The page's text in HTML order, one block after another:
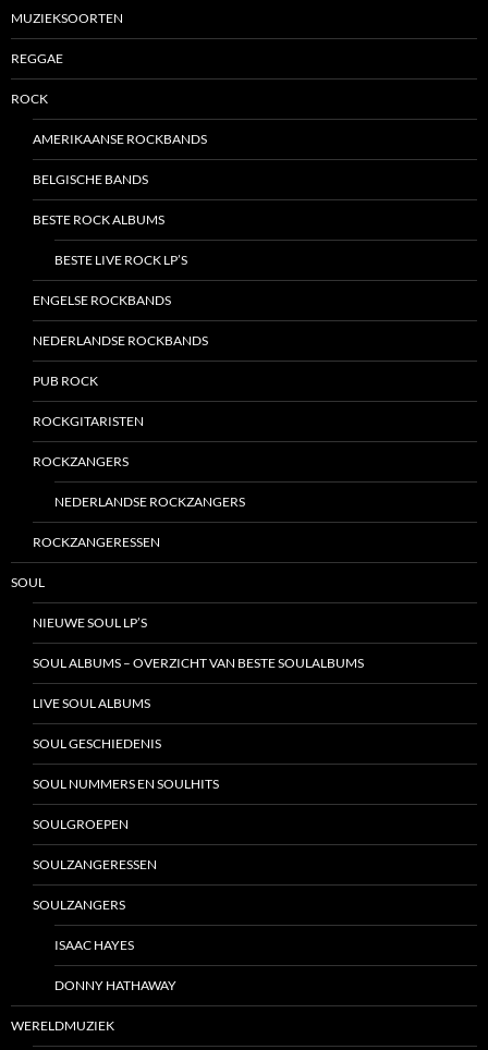
MUZIEKSOORTEN
REGGAE
ROCK
AMERIKAANSE ROCKBANDS
BELGISCHE BANDS
BESTE ROCK ALBUMS
BESTE LIVE ROCK LP’S
ENGELSE ROCKBANDS
NEDERLANDSE ROCKBANDS
PUB ROCK
ROCKGITARISTEN
ROCKZANGERS
NEDERLANDSE ROCKZANGERS
ROCKZANGERESSEN
SOUL
NIEUWE SOUL LP’S
SOUL ALBUMS – OVERZICHT VAN BESTE SOULALBUMS
LIVE SOUL ALBUMS
SOUL GESCHIEDENIS
SOUL NUMMERS EN SOULHITS
SOULGROEPEN
SOULZANGERESSEN
SOULZANGERS
ISAAC HAYES
DONNY HATHAWAY
WERELDMUZIEK